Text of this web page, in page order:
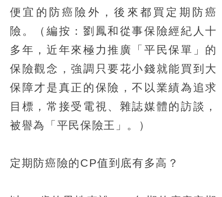
便宜的防癌險外，後來都買定期防癌
險。（編按：劉鳳和從事保險經紀人十
多年，近年來極力推廣「平民保單」的
保險觀念，強調只要花小錢就能買到大
保障才是真正的保險，不以業績為追求
目標，常接受電視、雜誌媒體的訪談，
被譽為「平民保險王」。）
定期防癌險的CP值到底有多高？